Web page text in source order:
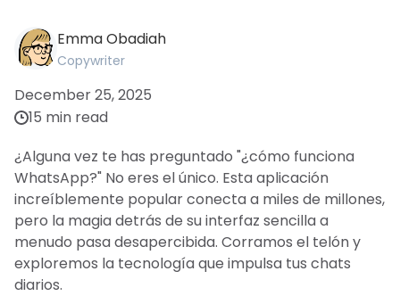
Emma Obadiah
Copywriter
December 25, 2025
15 min read
¿Alguna vez te has preguntado "¿cómo funciona
WhatsApp?" No eres el único. Esta aplicación
increíblemente popular conecta a miles de millones,
pero la magia detrás de su interfaz sencilla a
menudo pasa desapercibida. Corramos el telón y
exploremos la tecnología que impulsa tus chats
diarios.